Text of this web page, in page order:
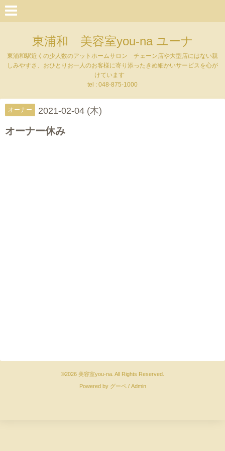
東浦和 美容室you-na ユーナ
東浦和駅近くの少人数のアットホームサロン チェーン店や大型店にはない親
しみやすさ、おひとりお一人のお客様に寄り添ったきめ細かいサービスを心が
けています
tel : 048-875-1000
オーナー 2021-02-04 (木)
オーナー休み
©2026 美容室you-na . All Rights Reserved.
Powered by グーペ/ Admin